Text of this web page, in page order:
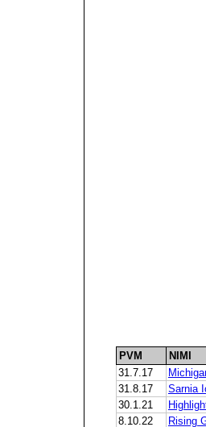
PVM NIMI
31.7.17
31.8.17
Sarnia
30.1.21
8.10.22
Rising